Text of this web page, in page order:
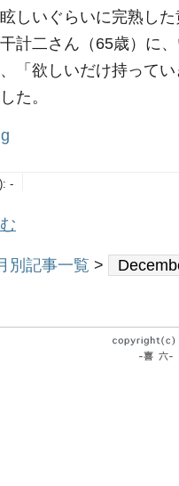
しいぐらいに完熟し
計二さん（65歳）に
「欲しいだけ持って
た。
-
別記事一覧 >